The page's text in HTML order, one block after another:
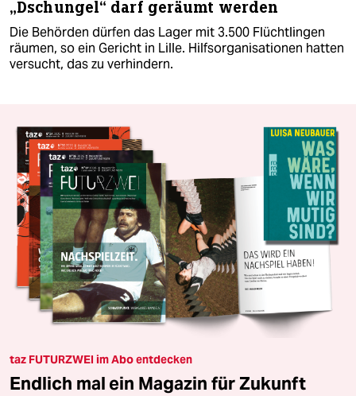
„Dschungel“ darf geräumt werden
Die Behörden dürfen das Lager mit 3.500 Flüchtlingen
räumen, so ein Gericht in Lille. Hilfsorganisationen hatten
versucht, das zu verhindern.
taz FUTURZWEI im Abo entdecken
Endlich mal ein Magazin für Zukunft